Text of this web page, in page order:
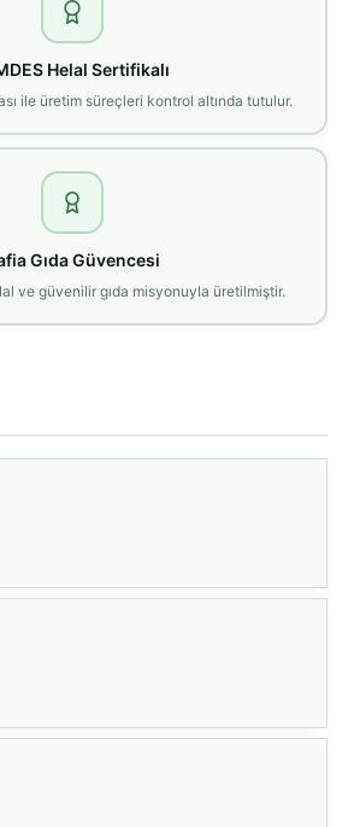
Helal Sertifikalı
ile üretim süreçleri kontrol altında tutulur.
Gıda Güvencesi
ve güvenilir gıda misyonuyla üretilmiştir.